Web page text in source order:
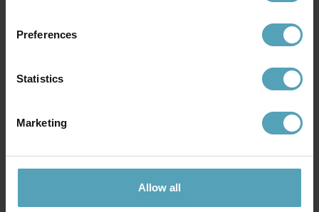
Preferences
Statistics
Marketing
Allow all
2 625 kr
Rek. 4 199 kr
PRISMATCH